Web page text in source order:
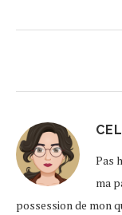
Pas
ma
possession de mon